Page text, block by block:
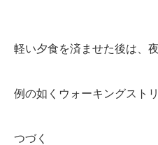
軽い夕食を済ませた後は、夜
例の如くウォーキングスト
つづく